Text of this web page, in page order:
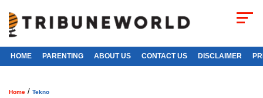
HOME PARENTING ABOUT US CONTACT US DISCLAIMER
Home / Tekno